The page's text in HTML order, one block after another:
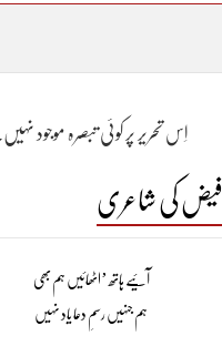
اِس تحریر پر کوئی تبصرہ موجود نہیں۔
فیض کی شاعری
آئیے ہاتھ ’اٹھائیں ہم بھی
ہم جنہیں رسمِ دعا یاد نہیں